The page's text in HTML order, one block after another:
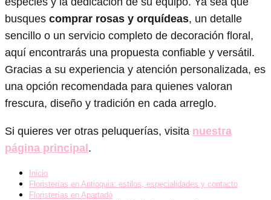
busques comprar rosas y orquídeas, un detalle
sencillo o un servicio completo de decoración floral,
aquí encontrarás una propuesta confiable y versátil.
Gracias a su experiencia y atención personalizada, es
una opción recomendada para quienes valoran
frescura, diseño y tradición en cada arreglo.
Si quieres ver otras peluquerías, visita nuestra
página principal.
Inicio
Floristerías en Antioquia: estilos, especialidades y contacto
Floristerías en Apartadó